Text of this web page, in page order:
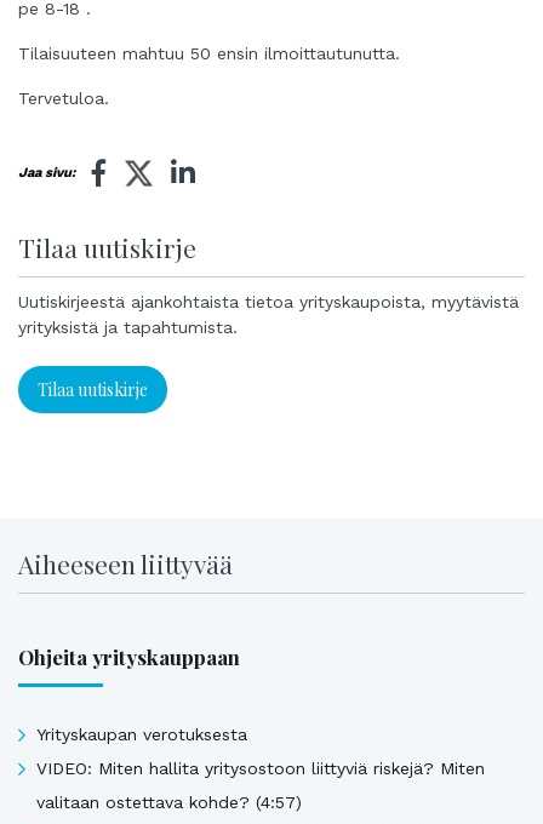
pe 8-18 .
Tilaisuuteen mahtuu 50 ensin ilmoittautunutta.
Tervetuloa.
Jaa sivu:
Tilaa uutiskirje
Uutiskirjeestä ajankohtaista tietoa yrityskaupoista, myytävistä
yrityksistä ja tapahtumista.
Tilaa uutiskirje
Aiheeseen liittyvää
Ohjeita yrityskauppaan
Yrityskaupan verotuksesta
VIDEO: Miten hallita yritysostoon liittyviä riskejä? Miten
valitaan ostettava kohde? (4:57)